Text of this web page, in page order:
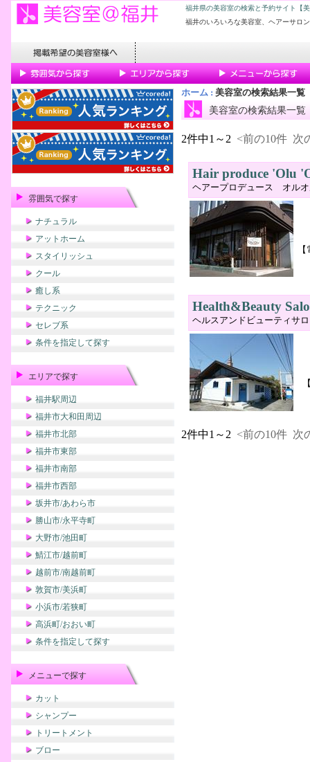
福井県の美容室の検索と予約サイト【
福井のいろいろな美容室、ヘアーサロ
雰囲気で探す
ナチュラル
アットホーム
スタイリッシュ
クール
癒し系
テクニック
セレブ系
条件を指定して探す
エリアで探す
福井駅周辺
福井市大和田周辺
福井市北部
福井市東部
福井市南部
福井市西部
坂井市/あわら市
勝山市/永平寺町
大野市/池田町
鯖江市/越前町
越前市/南越前町
敦賀市/美浜町
小浜市/若狭町
高浜町/おおい町
条件を指定して探す
メニューで探す
カット
シャンプー
トリートメント
ブロー
ホーム : 美容室の検索結果一覧
美容室の検索結果一覧
2件中1～2 <前の10件 次
Hair produce 'Olu
ヘアープロデュース オル
Health&Beauty
ヘルスアンドビューティサ
2件中1～2 <前の10件 次